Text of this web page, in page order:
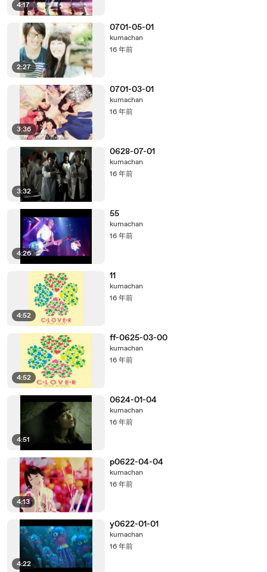
4:17
2:27
0701-05-01
kumachan
16 年前
3:36
0701-03-01
kumachan
16 年前
3:32
0628-07-01
kumachan
16 年前
4:26
55
kumachan
16 年前
4:52
11
kumachan
16 年前
4:52
ff-0625-03-00
kumachan
16 年前
4:51
0624-01-04
kumachan
16 年前
4:13
p0622-04-04
kumachan
16 年前
4:22
y0622-01-01
kumachan
16 年前